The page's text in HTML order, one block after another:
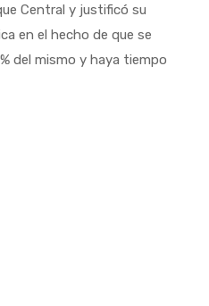
Central y justificó su
en el hecho de que se
del mismo y haya tiempo